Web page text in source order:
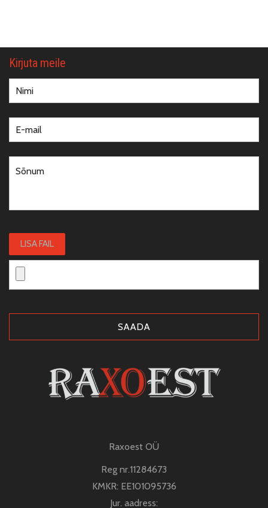
Kirjuta meile
LISA FAIL
Raxoest OÜ
Reg nr.11284673
KMKR: EE101095736
Jur. aadress: